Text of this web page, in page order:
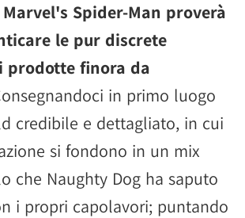
Spider-Man proverà
le pur discrete
prodotte finora da
in primo luogo
credibile e dettagliato, in cui
si fondono in un mix
che Naughty Dog ha saputo
i propri capolavori; puntando